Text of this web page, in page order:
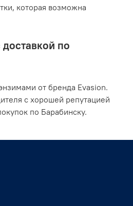
которая возможна
по
от бренда Evasion.
с хорошей репутацией
по Барабинску.